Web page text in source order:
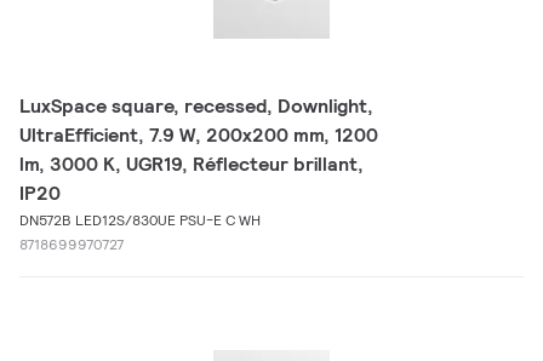
LuxSpace square, recessed, Downlight,
UltraEfficient, 7.9 W, 200x200 mm, 1200
lm, 3000 K, UGR19, Réflecteur brillant,
IP20
DN572B LED12S/830UE PSU-E C WH
8718699970727